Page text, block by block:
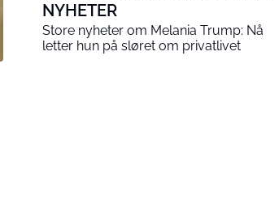
NYHETER
Store nyheter om Melania Trump: Nå
letter hun på sløret om privatlivet